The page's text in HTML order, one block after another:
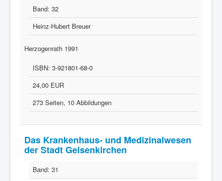
Band: 32
Heinz-Hubert Breuer
Herzogenrath 1991
ISBN: 3-921801-68-0
24,00 EUR
273 Seiten, 10 Abbildungen
Das Krankenhaus- und Medizinalwesen
der Stadt Gelsenkirchen
Band: 31